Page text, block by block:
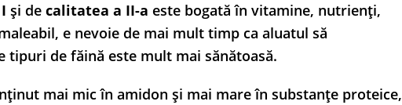
și de calitatea a II-a este bogată în vitamine, nutrienți,
e nevoie de mai mult timp ca aluatul să
tipuri de făină este mult mai sănătoasă.
mai mic în amidon și mai mare în substanțe proteice,